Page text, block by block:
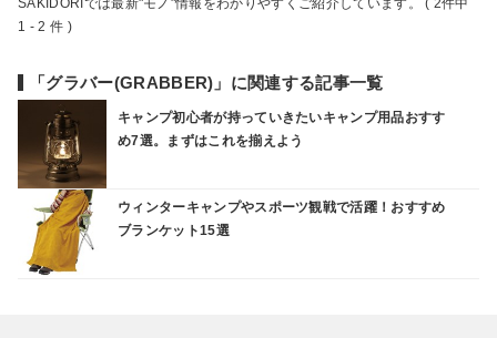
SAKIDORIでは最新"モノ"情報をわかりやすくご紹介しています。 ( 2件中
1 - 2 件 )
「グラバー(GRABBER)」に関連する記事一覧
キャンプ初心者が持っていきたいキャンプ用品おすす
め7選。まずはこれを揃えよう
ウィンターキャンプやスポーツ観戦で活躍！おすすめ
ブランケット15選